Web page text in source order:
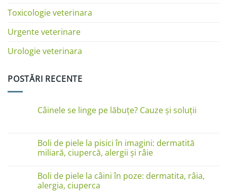
Toxicologie veterinara
Urgente veterinare
Urologie veterinara
POSTĂRI RECENTE
Câinele se linge pe lăbuțe? Cauze și soluții
Câinele
se
linge
Cauze
și
soluții
Boli de piele la pisici în imagini: dermatită
miliară, ciupercă, alergii și râie
la
Boli
de
Boli de piele la câini în poze: dermatita, râia,
alergia, ciuperca